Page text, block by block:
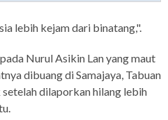
lebih kejam dari binatang,".
Nurul Asikin Lan yang maut
dibuang di Samajaya, Tabuan
setelah dilaporkan hilang lebih